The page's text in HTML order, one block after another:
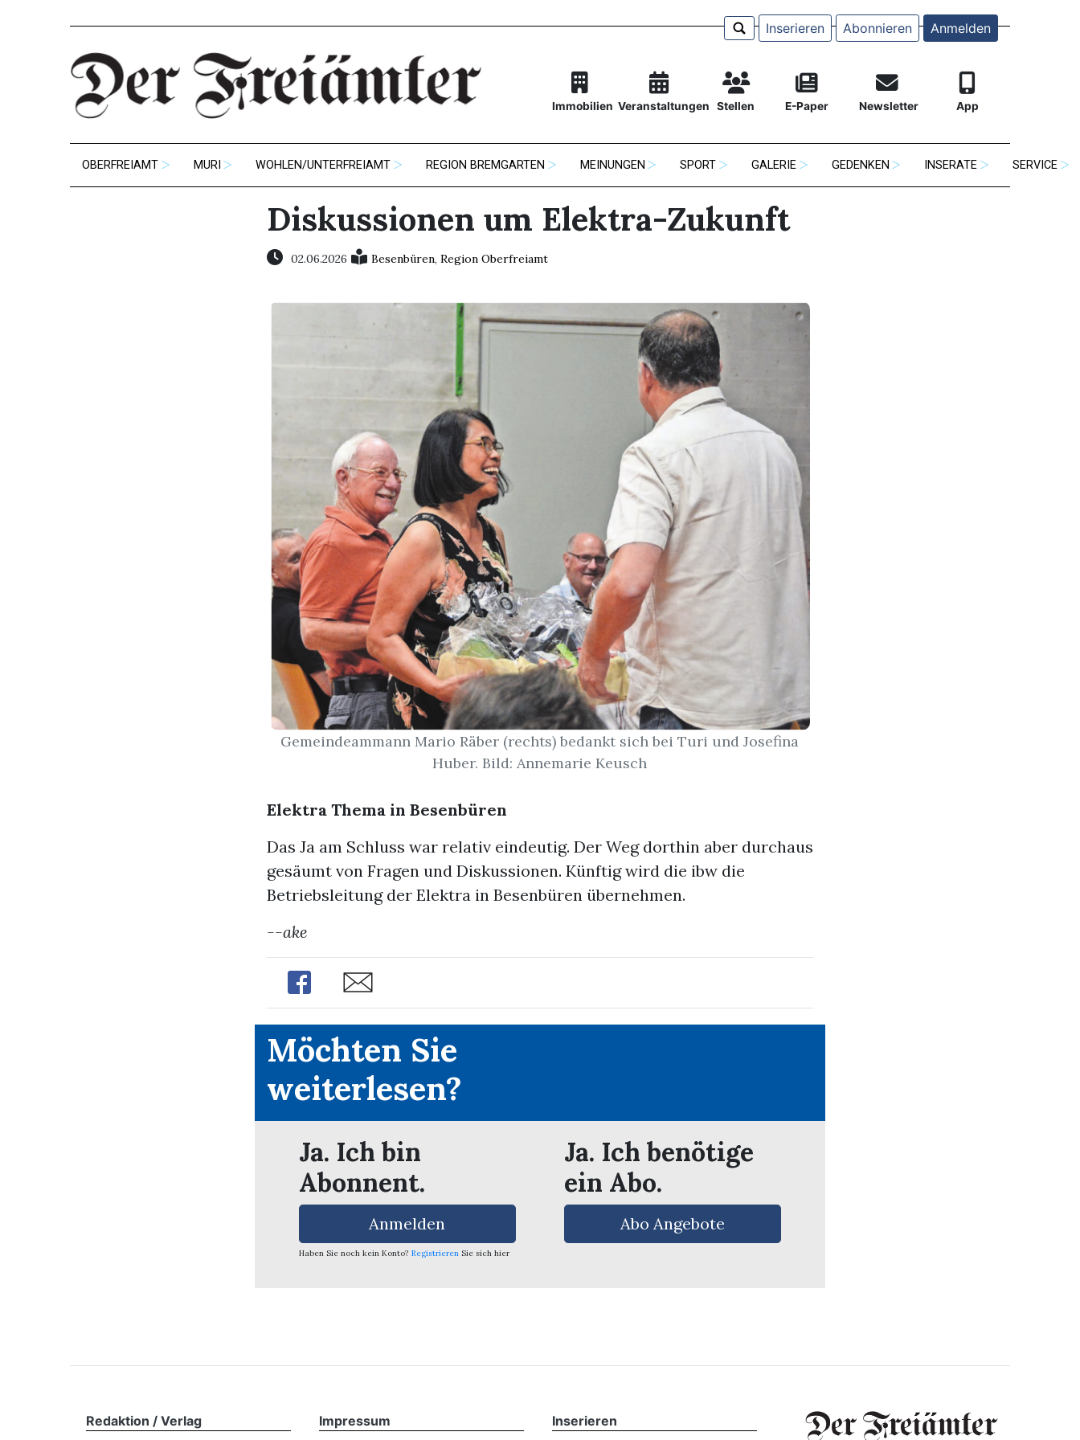
Inserieren Abonnieren Anmelden
Immobilien Veranstaltungen Stellen E-Paper Newsletter App
OBERFREIAMT MURI WOHLEN/UNTERFREIAMT REGION BREMGARTEN MEINUNGEN SPORT GALERIE GEDENKEN INSERATE SERVICE
Diskussionen um Elektra-Zukunft
02.06.2026 Besenbüren, Region Oberfreiamt
Gemeindeammann Mario Räber (rechts) bedankt sich bei Turi und Josefina
Huber. Bild: Annemarie Keusch
Elektra Thema in Besenbüren
Das Ja am Schluss war relativ eindeutig. Der Weg dorthin aber durchaus
gesäumt von Fragen und Diskussionen. Künftig wird die ibw die
Betriebsleitung der Elektra in Besenbüren übernehmen.
--ake
Share Share
Möchten Sie
weiterlesen?
Ja. Ich bin
Abonnent.
Anmelden
Haben Sie noch kein Konto? Registrieren Sie sich hier
Ja. Ich benötige
ein Abo.
Abo Angebote
Redaktion / Verlag Impressum Inserieren